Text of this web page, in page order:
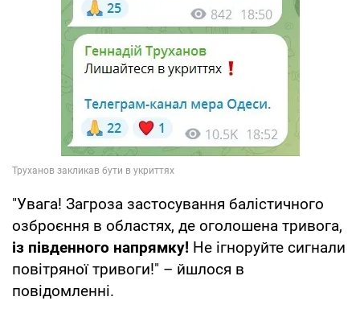
"Увага! Загроза застосування балістичного
озброєння в областях, де оголошена тривога,
із південного напрямку! Не ігноруйте сигнали
повітряної тривоги!" – йшлося в
повідомленні.